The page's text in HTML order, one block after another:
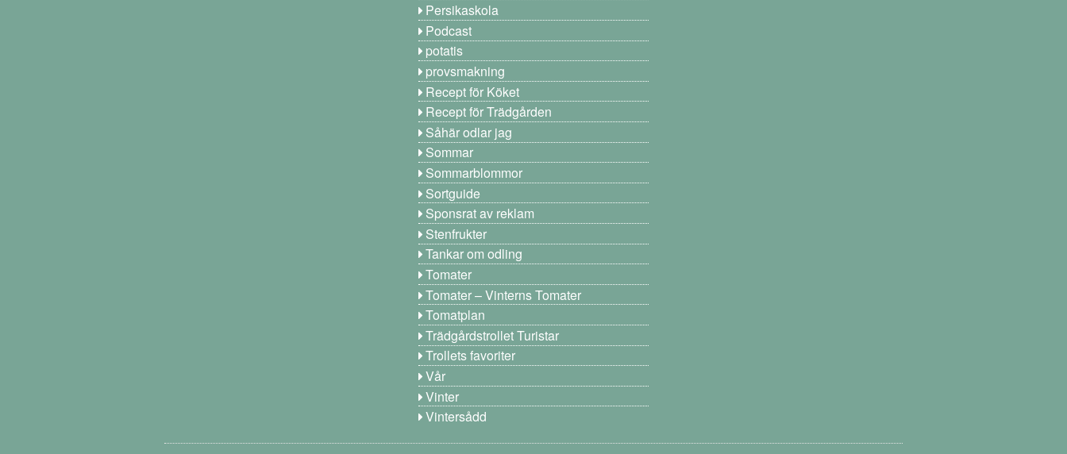
Persikaskola
Podcast
potatis
provsmakning
Recept för Köket
Recept för Trädgården
Såhär odlar jag
Sommar
Sommarblommor
Sortguide
Sponsrat av reklam
Stenfrukter
Tankar om odling
Tomater
Tomater – Vinterns Tomater
Tomatplan
Trädgårdstrollet Turistar
Trollets favoriter
Vår
Vinter
Vintersådd